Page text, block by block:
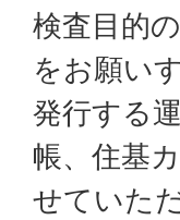
検査目的
をお願い
発行する
帳、住基
せていた